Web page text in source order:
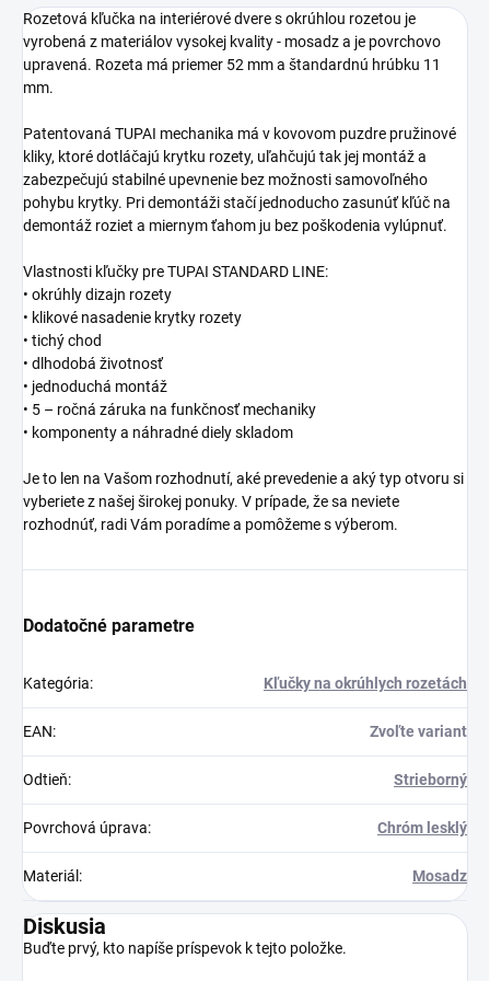
Rozetová kľučka na interiérové dvere s okrúhlou rozetou je
vyrobená z materiálov vysokej kvality - mosadz a je povrchovo
upravená. Rozeta má priemer 52 mm a štandardnú hrúbku 11
mm.
Patentovaná TUPAI mechanika má v kovovom puzdre pružinové
kliky, ktoré dotláčajú krytku rozety, uľahčujú tak jej montáž a
zabezpečujú stabilné upevnenie bez možnosti samovoľného
pohybu krytky. Pri demontáži stačí jednoducho zasunúť kľúč na
demontáž roziet a miernym ťahom ju bez poškodenia vylúpnuť.
Vlastnosti kľučky pre TUPAI STANDARD LINE:
• okrúhly dizajn rozety
• klikové nasadenie krytky rozety
• tichý chod
• dlhodobá životnosť
• jednoduchá montáž
• 5 – ročná záruka na funkčnosť mechaniky
• komponenty a náhradné diely skladom
Je to len na Vašom rozhodnutí, aké prevedenie a aký typ otvoru si
vyberiete z našej širokej ponuky. V prípade, že sa neviete
rozhodnúť, radi Vám poradíme a pomôžeme s výberom.
Dodatočné parametre
Kategória: Kľučky na okrúhlych rozetách
EAN: Zvoľte variant
Odtieň: Strieborný
Povrchová úprava: Chróm lesklý
Materiál : Mosadz
Diskusia
Buďte prvý, kto napíše príspevok k tejto položke.